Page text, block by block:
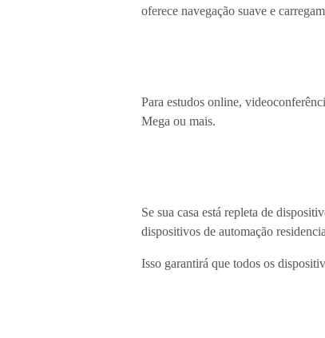
oferece navegação suave e
Para estudos online,
Mega ou mais.
Se sua casa está repleta de
dispositivos de automação
Isso garantirá que todos os